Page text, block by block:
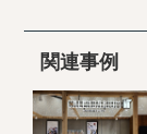
関連事例